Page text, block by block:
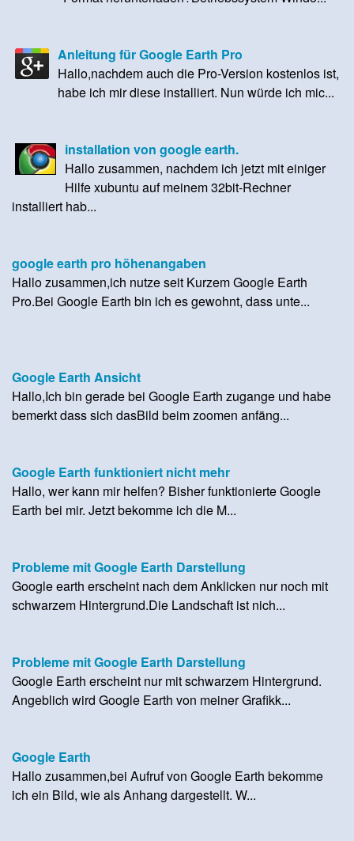
Anleitung für Google Earth Pro
Hallo,nachdem auch die Pro-Version kostenlos ist,
habe ich mir diese installiert. Nun würde ich mic...
installation von google earth.
Hallo zusammen, nachdem ich jetzt mit einiger
Hilfe xubuntu auf meinem 32bit-Rechner
installiert hab...
google earth pro höhenangaben
Hallo zusammen,ich nutze seit Kurzem Google Earth
Pro.Bei Google Earth bin ich es gewohnt, dass unte...
Google Earth Ansicht
Hallo,Ich bin gerade bei Google Earth zugange und habe
bemerkt dass sich dasBild beim zoomen anfäng...
Google Earth funktioniert nicht mehr
Hallo, wer kann mir helfen? Bisher funktionierte Google
Earth bei mir. Jetzt bekomme ich die M...
Probleme mit Google Earth Darstellung
Google earth erscheint nach dem Anklicken nur noch mit
schwarzem Hintergrund.Die Landschaft ist nich...
Probleme mit Google Earth Darstellung
Google Earth erscheint nur mit schwarzem Hintergrund.
Angeblich wird Google Earth von meiner Grafikk...
Google Earth
Hallo zusammen,bei Aufruf von Google Earth bekomme
ich ein Bild, wie als Anhang dargestellt. W...